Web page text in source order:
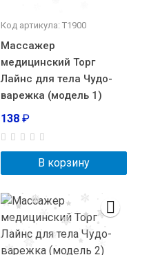
Код артикула: Т1900
Массажер
медицинский Торг
Лайнс для тела Чудо-
варежка (модель 1)
138 ₽
В корзину